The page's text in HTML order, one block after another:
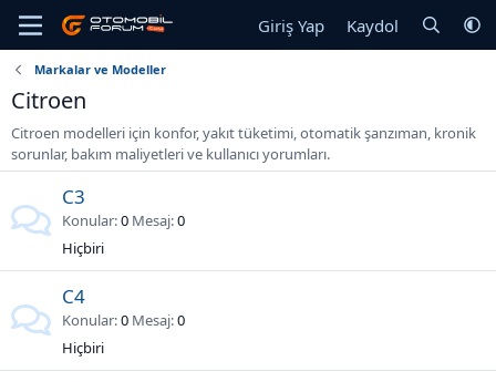
Giriş Yap Kaydol
Markalar ve Modeller
Citroen
Citroen modelleri için konfor, yakıt tüketimi, otomatik şanzıman, kronik
sorunlar, bakım maliyetleri ve kullanıcı yorumları.
C3
Konular 0 Mesaj 0
Hiçbiri
C4
Konular 0 Mesaj 0
Hiçbiri